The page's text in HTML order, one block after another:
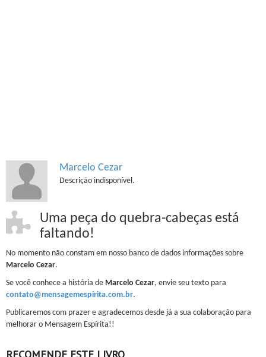
Marcelo Cezar
Descrição indisponível.
Uma peça do quebra-cabeças está
faltando!
No momento não constam em nosso banco de dados informações sobre
Marcelo Cezar.
Se você conhece a história de Marcelo Cezar, envie seu texto para
contato@mensagemespirita.com.br.
Publicaremos com prazer e agradecemos desde já a sua colaboração para
melhorar o Mensagem Espírita!!